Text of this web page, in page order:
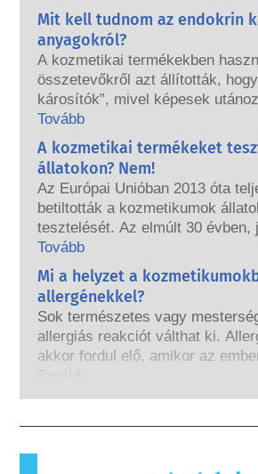
országos és az európai
közösen felelősek a kozmetikai
biztonságának megőrzéséért.
Mit kell tudnom az endokrin
anyagokról?
A kozmetikai termékekben
összetevőkről azt állították,
károsítók”, mivel képesek
hormonjaink bizonyos
azért, mert valami képes
hormont, még nem jelenti azt,
megzavarja endokrin
anyag, köztük a természetesek
utánozhatják a hormonok
nagyon kevés ezek közt,
gyógyszerek, melyeknél valaha
hogy zavart okoznak az endokrin
rendszerben. A minősített,
szakértők által elvégzett szigorú
termékbiztonsági értékelések,
vállalatoknak törvényileg
lefedik az összes lehetséges
Tovább
A kozmetikai termékeket
állatokon? Nem!
Az Európai Unióban 2013 óta
betiltották a kozmetikumok
tesztelését. Az elmúlt 30 évben,
hatályba lépése előtt, a
testápolási ipar kutatásba és
fogott, hogy úttörő szerepet
állatkísérleti eszközök
fejlesztésébe, hogy értékelhesse
összetevők és termékek
Tovább
Mi a helyzet a
allergénekkel?
Sok természetes vagy
allergiás reakciót válthat ki.
akkor fordul elő, amikor az
immunrendszere olyan
Tovább